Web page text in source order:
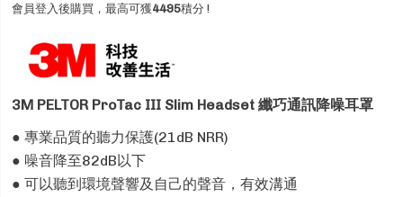
會員登入後購買，最高可獲4495積分 !
3M PELTOR ProTac III Slim Headset纖巧通訊降噪耳罩
● 專業品質的聽力保護(21dB NRR)
● 噪音降至82dB以下
● 可以聽到環境聲響及自己的聲音，有效溝通